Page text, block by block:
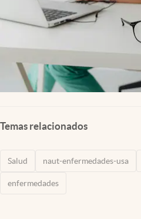
Temas relacionados
Salud naut-enfermedades-usa
enfermedades